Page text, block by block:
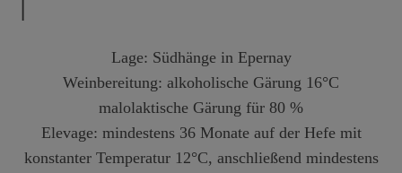
Lage: Südhänge in Epernay
Weinbereitung: alkoholische Gärung 16°C
malolaktische Gärung für 80 %
Elevage: mindestens 36 Monate auf der Hefe mit
konstanter Temperatur 12°C, anschließend mindestens